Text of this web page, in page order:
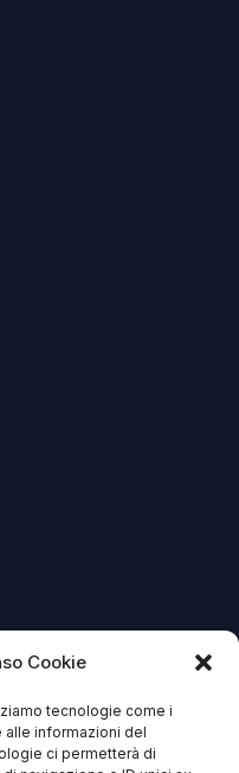
Cookie
tecnologie come i
informazioni del
ci permetterà di